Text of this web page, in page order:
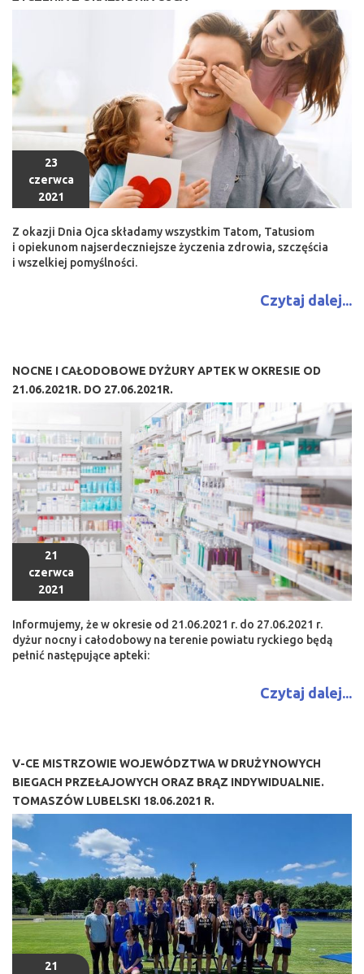
23
czerwca
2021
Z okazji Dnia Ojca składamy wszystkim Tatom, Tatusiom
i opiekunom najserdeczniejsze życzenia zdrowia, szczęścia
i wszelkiej pomyślności.
Czytaj dalej...
NOCNE I CAŁODOBOWE DYŻURY APTEK W OKRESIE OD
21.06.2021R. DO 27.06.2021R.
21
czerwca
2021
Informujemy, że w okresie od 21.06.2021 r. do 27.06.2021 r.
dyżur nocny i całodobowy na terenie powiatu ryckiego będą
pełnić następujące apteki:
Czytaj dalej...
V-CE MISTRZOWIE WOJEWÓDZTWA W DRUŻYNOWYCH
BIEGACH PRZEŁAJOWYCH ORAZ BRĄZ INDYWIDUALNIE.
TOMASZÓW LUBELSKI 18.06.2021 R.
21